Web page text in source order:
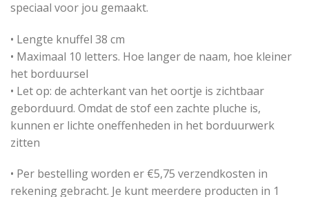
speciaal voor jou gemaakt.
• Lengte knuffel 38 cm
• Maximaal 10 letters. Hoe langer de naam, hoe kleiner
het borduursel
• Let op: de achterkant van het oortje is zichtbaar
geborduurd. Omdat de stof een zachte pluche is,
kunnen er lichte oneffenheden in het borduurwerk
zitten
• Per bestelling worden er €5,75 verzendkosten in
rekening gebracht. Je kunt meerdere producten in 1